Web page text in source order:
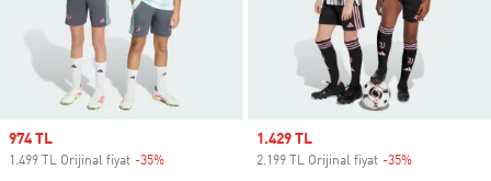
Sale price
974 TL
1.499 TL Orijinal fiyat -35%
Sale price
1.429 TL
2.199 TL Orijinal fiyat -35%